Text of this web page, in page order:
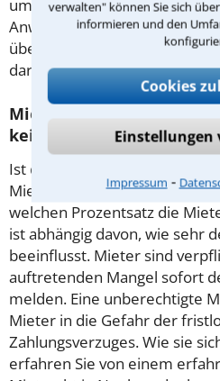
verwalten" können Sie sich
informieren und den
Cookies
Einstellungen
Impressum ⁃
um einen meist geringen
Anwalt für Mietrecht in
überprüfen, ob Ihr Vermieter
darf.
Mietminderung: Was ist
keine unerwünschten
Ist die Wohnung mit Mängeln
Mieter seine monatliche
welchen Prozentsatz die
ist abhängig davon, wie sehr
beeinflusst. Mieter sind
auftretenden Mangel sofort
melden. Eine unberechtigte
Mieter in die Gefahr der
Zahlungsverzuges. Wie sie
erfahren Sie von einem